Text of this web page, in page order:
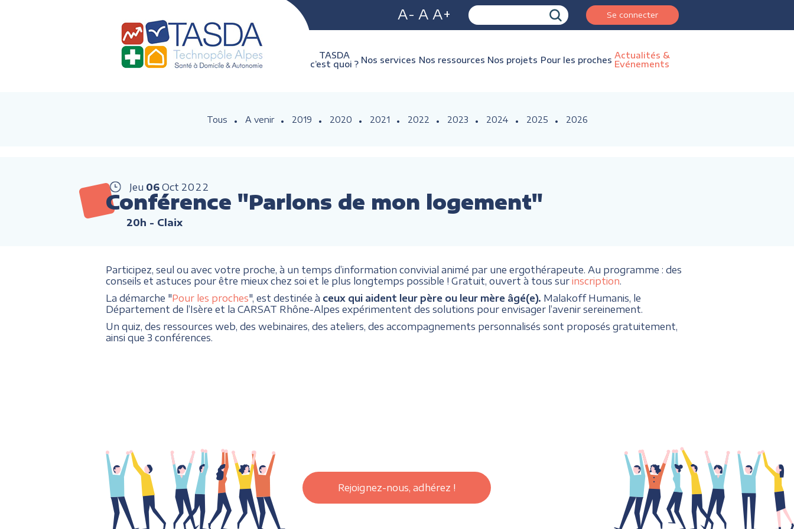
A- A A+ Se connecter
TASDA
c’est quoi ? Nos services Nos ressources Nos projets Pour les proches Actualités &
Evénements
Tous A venir 2019 2020 2021 2022 2023 2024 2025 2026
Jeu 06 Oct 2022
Conférence "Parlons de mon logement"
20h - Claix
Participez, seul ou avec votre proche, à un temps d’information convivial animé par une ergothérapeute. Au programme : des
conseils et astuces pour être mieux chez soi et le plus longtemps possible ! Gratuit, ouvert à tous sur inscription.
La démarche "Pour les proches", est destinée à ceux qui aident leur père ou leur mère âgé(e). Malakoff Humanis, le
Département de l’Isère et la CARSAT Rhône-Alpes expérimentent des solutions pour envisager l’avenir sereinement.
Un quiz, des ressources web, des webinaires, des ateliers, des accompagnements personnalisés sont proposés gratuitement,
ainsi que 3 conférences.
Rejoignez-nous, adhérez !